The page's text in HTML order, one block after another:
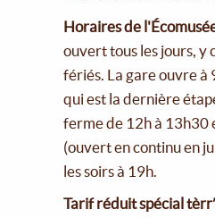
Horaires de
ouvert tous les jours, y
fériés. La gare ouvre à
qui est la dernière
ferme de 12h à 13h30
(ouvert en continu en
les soirs à 19h.
Tarif réduit spécial